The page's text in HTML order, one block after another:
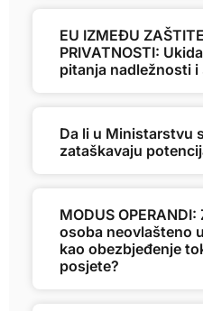
EU IZMEĐU
PRIVATNOSTI:
pitanja nadležnosti
Da li u Ministarstvu
zataškavaju
MODUS
osoba neovlašteno
kao obezbjeđenje
posjete?